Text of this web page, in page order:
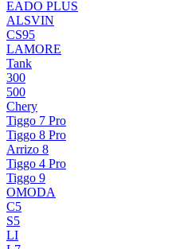
EADO PLUS
ALSVIN
CS95
LAMORE
Tank
300
500
Chery
Tiggo 7 Pro
Tiggo 8 Pro
Arrizo 8
Tiggo 4 Pro
Tiggo 9
OMODA
C5
S5
LI